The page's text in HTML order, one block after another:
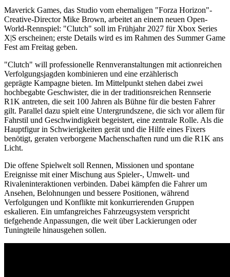
Maverick Games, das Studio vom ehemaligen "Forza Horizon"-
Creative-Director Mike Brown, arbeitet an einem neuen Open-
World-Rennspiel: "Clutch" soll im Frühjahr 2027 für Xbox Series
X|S erscheinen; erste Details wird es im Rahmen des Summer Game
Fest am Freitag geben.
"Clutch" will professionelle Rennveranstaltungen mit actionreichen
Verfolgungsjagden kombinieren und eine erzählerisch
geprägte Kampagne bieten. Im Mittelpunkt stehen dabei zwei
hochbegabte Geschwister, die in der traditionsreichen Rennserie
R1K antreten, die seit 100 Jahren als Bühne für die besten Fahrer
gilt. Parallel dazu spielt eine Untergrundszene, die sich vor allem für
Fahrstil und Geschwindigkeit begeistert, eine zentrale Rolle. Als die
Hauptfigur in Schwierigkeiten gerät und die Hilfe eines Fixers
benötigt, geraten verborgene Machenschaften rund um die R1K ans
Licht.
Die offene Spielwelt soll Rennen, Missionen und spontane
Ereignisse mit einer Mischung aus Spieler-, Umwelt- und
Rivaleninteraktionen verbinden. Dabei kämpfen die Fahrer um
Ansehen, Belohnungen und bessere Positionen, während
Verfolgungen und Konflikte mit konkurrierenden Gruppen
eskalieren. Ein umfangreiches Fahrzeugsystem verspricht
tiefgehende Anpassungen, die weit über Lackierungen oder
Tuningteile hinausgehen sollen.